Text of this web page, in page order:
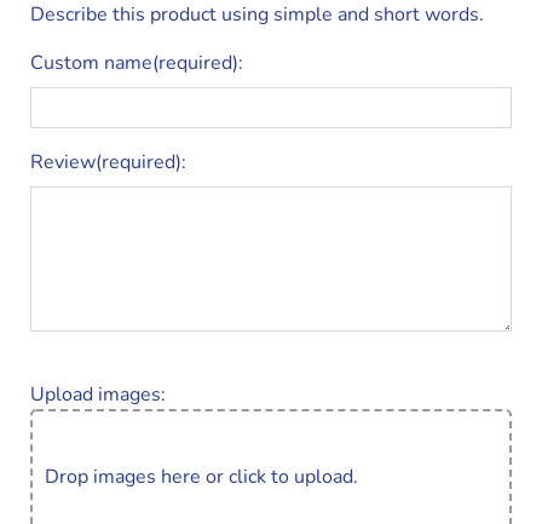
Describe this product using simple and short words.
Custom name(required):
Review(required):
Upload images:
Drop images here or click to upload.